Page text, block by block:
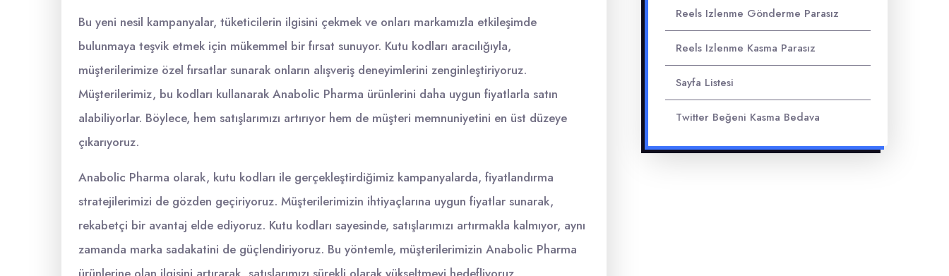
Bu yeni nesil kampanyalar, tüketicilerin ilgisini çekmek ve onları markamızla etkileşimde
bulunmaya teşvik etmek için mükemmel bir fırsat sunuyor. Kutu kodları aracılığıyla,
müşterilerimize özel fırsatlar sunarak onların alışveriş deneyimlerini zenginleştiriyoruz.
Müşterilerimiz, bu kodları kullanarak Anabolic Pharma ürünlerini daha uygun fiyatlarla satın
alabiliyorlar. Böylece, hem satışlarımızı artırıyor hem de müşteri memnuniyetini en üst düzeye
çıkarıyoruz.
Anabolic Pharma olarak, kutu kodları ile gerçekleştirdiğimiz kampanyalarda, fiyatlandırma
stratejilerimizi de gözden geçiriyoruz. Müşterilerimizin ihtiyaçlarına uygun fiyatlar sunarak,
rekabetçi bir avantaj elde ediyoruz. Kutu kodları sayesinde, satışlarımızı artırmakla kalmıyor, aynı
zamanda marka sadakatini de güçlendiriyoruz. Bu yöntemle, müşterilerimizin Anabolic Pharma
Reels Izlenme Gönderme Parasız
Reels Izlenme Kasma Parasız
Sayfa Listesi
Twitter Beğeni Kasma Bedava